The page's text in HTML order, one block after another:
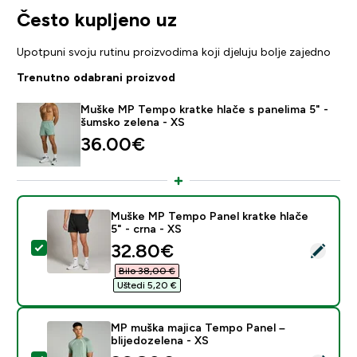
Često kupljeno uz
Upotpuni svoju rutinu proizvodima koji djeluju bolje zajedno
Trenutno odabrani proizvod
Muške MP Tempo kratke hlače s panelima 5" -
šumsko zelena - XS
36.00€‎
Odaberi ovaj proizvod - Muške MP Tempo Panel
Muške MP Tempo Panel kratke hlače
5" - crna - XS
discounted price
32.80€‎
Bilo 38,00 €‎
Uštedi 5,20 €‎
MP muška majica Tempo Panel –
blijedozelena - XS